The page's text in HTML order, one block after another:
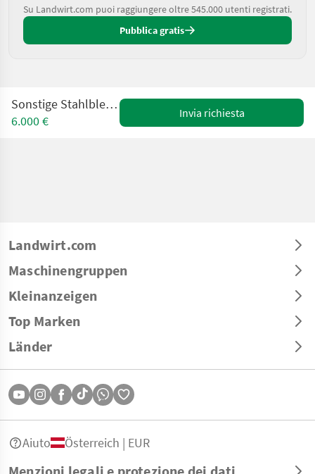
Su Landwirt.com puoi raggiungere oltre 545.000 utenti registrati.
Pubblica gratis
Sonstige Stahlblechsilos Typ S 18
6.000 €
Invia richiesta
Landwirt.com
Maschinengruppen
Kleinanzeigen
Top Marken
Länder
Aiuto Österreich | EUR